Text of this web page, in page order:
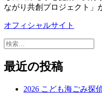
ながり共創プロジェクト」
オフィシャルサイト
検
最近の投稿
2026 こども海ごみ探